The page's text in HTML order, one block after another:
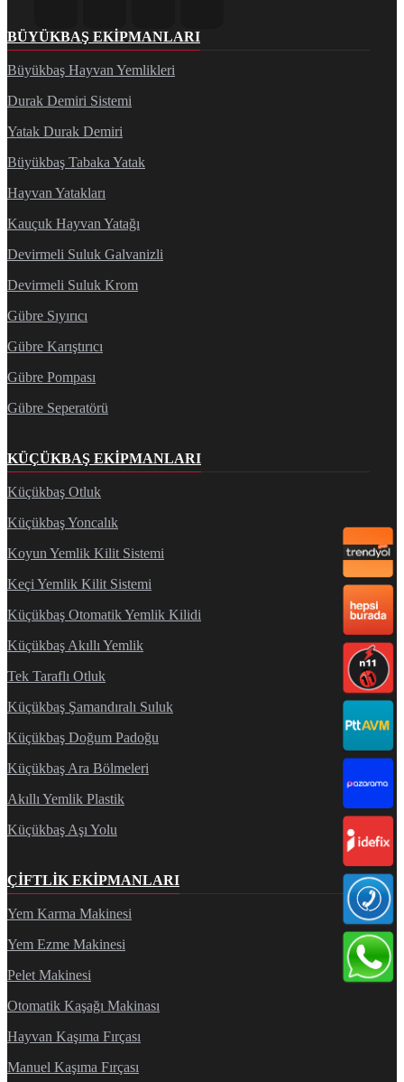
BÜYÜKBAŞ EKIPMANLARI
Büyükbaş Hayvan Yemlikleri
Durak Demiri Sistemi
Yatak Durak Demiri
Büyükbaş Tabaka Yatak
Hayvan Yatakları
Kauçuk Hayvan Yatağı
Devirmeli Suluk Galvanizli
Devirmeli Suluk Krom
Gübre Sıyırıcı
Gübre Karıştırıcı
Gübre Pompası
Gübre Seperatörü
KÜÇÜKBAŞ EKIPMANLARI
Küçükbaş Otluk
Küçükbaş Yoncalık
Koyun Yemlik Kilit Sistemi
Keçi Yemlik Kilit Sistemi
Küçükbaş Otomatik Yemlik Kilidi
Küçükbaş Akıllı Yemlik
Tek Taraflı Otluk
Küçükbaş Şamandıralı Suluk
Küçükbaş Doğum Padoğu
Küçükbaş Ara Bölmeleri
Akıllı Yemlik Plastik
Küçükbaş Aşı Yolu
ÇIFTLIK EKIPMANLARI
Yem Karma Makinesi
Yem Ezme Makinesi
Pelet Makinesi
Otomatik Kaşağı Makinası
Hayvan Kaşıma Fırçası
Manuel Kaşıma Fırçası